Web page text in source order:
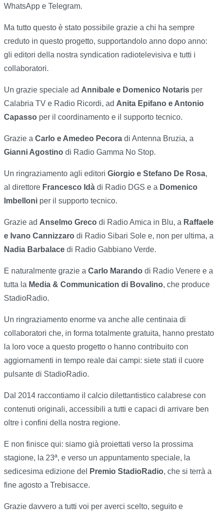
WhatsApp e Telegram.
Ma tutto questo è stato possibile grazie a chi ha sempre
creduto in questo progetto, supportandolo anno dopo anno:
gli editori della nostra syndication radiotelevisiva e tutti i
collaboratori.
Un grazie speciale ad Annibale e Domenico Notaris per
Calabria TV e Radio Ricordi, ad Anita Epifano e Antonio
Capasso per il coordinamento e il supporto tecnico.
Grazie a Carlo e Amedeo Pecora di Antenna Bruzia, a
Gianni Agostino di Radio Gamma No Stop.
Un ringraziamento agli editori Giorgio e Stefano De Rosa,
al direttore Francesco Idà di Radio DGS e a Domenico
Imbelloni per il supporto tecnico.
Grazie ad Anselmo Greco di Radio Amica in Blu, a Raffaele
e Ivano Cannizzaro di Radio Sibari Sole e, non per ultima, a
Nadia Barbalace di Radio Gabbiano Verde.
E naturalmente grazie a Carlo Marando di Radio Venere e a
tutta la Media & Communication di Bovalino, che produce
StadioRadio.
Un ringraziamento enorme va anche alle centinaia di
collaboratori che, in forma totalmente gratuita, hanno prestato
la loro voce a questo progetto o hanno contribuito con
aggiornamenti in tempo reale dai campi: siete stati il cuore
pulsante di StadioRadio.
Dal 2014 raccontiamo il calcio dilettantistico calabrese con
contenuti originali, accessibili a tutti e capaci di arrivare ben
oltre i confini della nostra regione.
E non finisce qui: siamo già proiettati verso la prossima
stagione, la 23ª, e verso un appuntamento speciale, la
sedicesima edizione del
Premio StadioRadio, che si terrà a
fine agosto a Trebisacce.
Grazie davvero a tutti voi per averci scelto, seguito e